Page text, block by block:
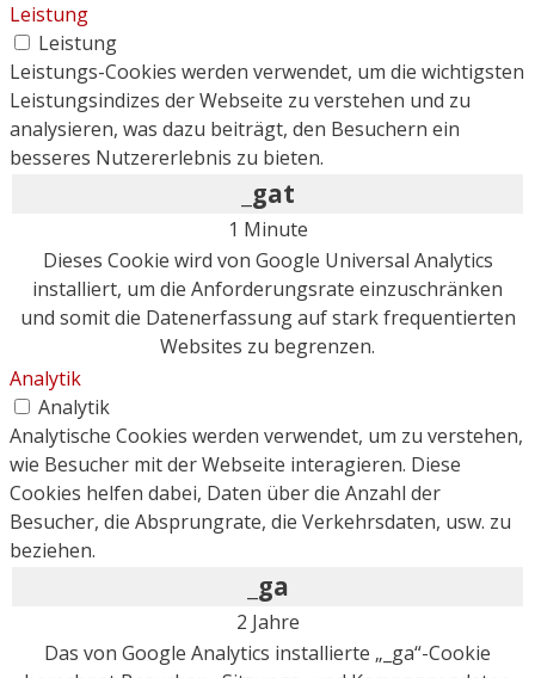
Leistung
Leistung
Leistungs-Cookies werden verwendet, um die wichtigsten
Leistungsindizes der Webseite zu verstehen und zu
analysieren, was dazu beiträgt, den Besuchern ein
besseres Nutzererlebnis zu bieten.
_gat
1 Minute
Dieses Cookie wird von Google Universal Analytics
installiert, um die Anforderungsrate einzuschränken
und somit die Datenerfassung auf stark frequentierten
Websites zu begrenzen.
Analytik
Analytik
Analytische Cookies werden verwendet, um zu verstehen,
wie Besucher mit der Webseite interagieren. Diese
Cookies helfen dabei, Daten über die Anzahl der
Besucher, die Absprungrate, die Verkehrsdaten, usw. zu
beziehen.
_ga
2 Jahre
Das von Google Analytics installierte „_ga“-Cookie